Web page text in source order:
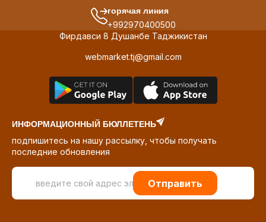
горячая линия
+992970400500
Фирдавси 8 Душанбе Таджикистан
webmarket.tj@gmail.com
ИНФОРМАЦИОННЫЙ БЮЛЛЕТЕНЬ
подпишитесь на нашу рассылку, чтобы получать
последние обновления
Отправить